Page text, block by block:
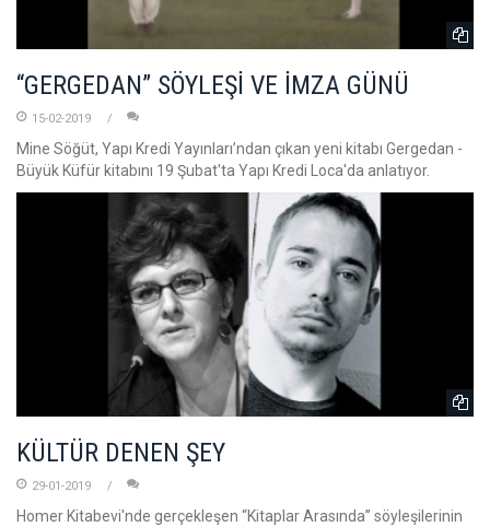
“GERGEDAN” SÖYLEŞİ VE İMZA GÜNÜ
15-02-2019
Mine Söğüt, Yapı Kredi Yayınları’ndan çıkan yeni kitabı Gergedan -
Büyük Küfür kitabını 19 Şubat'ta Yapı Kredi Loca'da anlatıyor.
KÜLTÜR DENEN ŞEY
29-01-2019
Homer Kitabevi'nde gerçekleşen “Kitaplar Arasında” söyleşilerinin